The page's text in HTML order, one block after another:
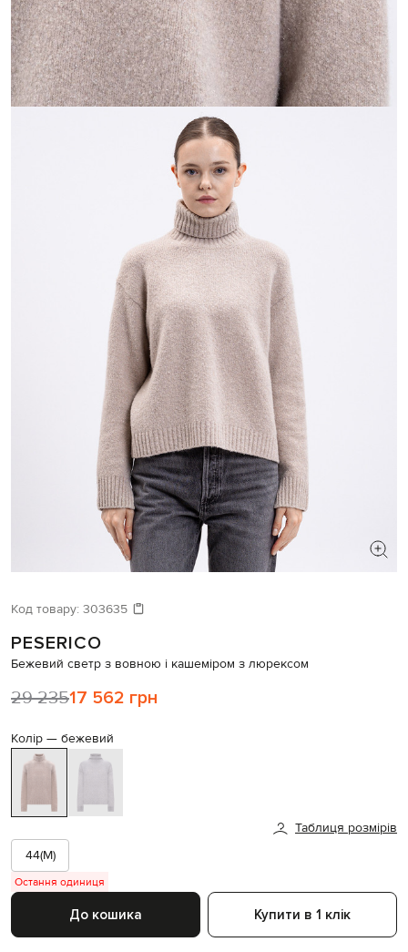
Давайте підберемо щось ще
Код товару: 303635
PESERICO
Бежевий светр з вовною і кашеміром з люрексом
29 23517 562 грн
Колір — бежевий
Таблиця розмірів
44(M)
Остання одиниця
До кошика Купити в 1 клік